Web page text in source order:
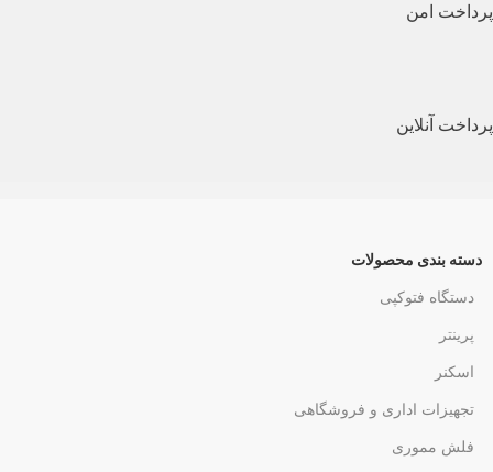
پرداخت امن
پرداخت آنلاین
دسته بندی محصولات
دستگاه فتوکپی
پرینتر
اسکنر
تجهیزات اداری و فروشگاهی
فلش مموری